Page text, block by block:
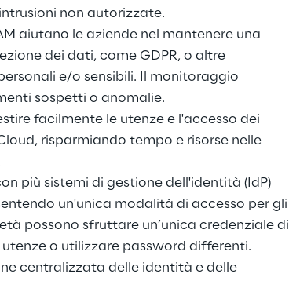
non autorizzate.
aiutano le aziende nel mantenere una
dei dati, come GDPR, o altre
e/o sensibili. Il monitoraggio
sospetti o anomalie.
facilmente le utenze e l'accesso dei
risparmiando tempo e risorse nelle
più sistemi di gestione dell'identità (IdP)
un'unica modalità di accesso per gli
possono sfruttare un’unica credenziale di
o utilizzare password differenti.
centralizzata delle identità e delle